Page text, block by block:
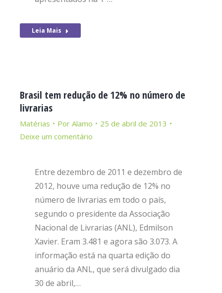
Leia Mais
Brasil tem redução de 12% no número de
livrarias
Matérias Por Alamo
25 de abril de 2013
Deixe um comentário
Entre dezembro de 2011 e dezembro de
2012, houve uma redução de 12% no
número de livrarias em todo o país,
segundo o presidente da Associação
Nacional de Livrarias (ANL), Edmilson
Xavier. Eram 3.481 e agora são 3.073. A
informação está na quarta edição do
anuário da ANL, que será divulgado dia
30 de abril,…